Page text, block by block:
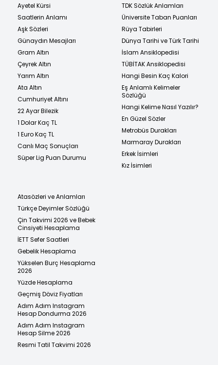
Ayetel Kürsi
Saatlerin Anlamı
Aşk Sözleri
Günaydın Mesajları
Gram Altın
Çeyrek Altın
Yarım Altın
Ata Altın
Cumhuriyet Altını
22 Ayar Bilezik
1 Dolar Kaç TL
1 Euro Kaç TL
Canlı Maç Sonuçları
Süper Lig Puan Durumu
TDK Sözlük Anlamları
Üniversite Taban Puanları
Rüya Tabirleri
Dünya Tarihi ve Türk Tarihi
İslam Ansiklopedisi
TÜBİTAK Ansiklopedisi
Hangi Besin Kaç Kalori
Eş Anlamlı Kelimeler
Sözlüğü
Hangi Kelime Nasıl Yazılır?
En Güzel Sözler
Metrobüs Durakları
Marmaray Durakları
Erkek İsimleri
Kız İsimleri
Atasözleri ve Anlamları
Türkçe Deyimler Sözlüğü
Çin Takvimi 2026 ve Bebek
Cinsiyeti Hesaplama
İETT Sefer Saatleri
Gebelik Hesaplama
Yükselen Burç Hesaplama
2026
Yüzde Hesaplama
Geçmiş Döviz Fiyatları
Adım Adım Instagram
Hesap Dondurma 2026
Adım Adım Instagram
Hesap Silme 2026
Resmi Tatil Takvimi 2026